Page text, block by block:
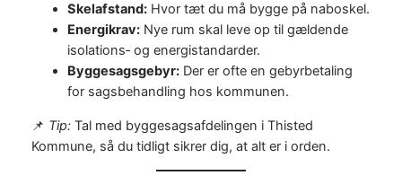
Skelafstand:Hvor tæt du må bygge på naboskel.
Energikrav:Nye rum skal leve op til gældende
isolations‑ og energistandarder.
Byggesagsgebyr:Der er ofte en gebyrbetaling
for sagsbehandling hos kommunen.
📌 Tip:Tal med byggesagsafdelingen i Thisted
Kommune, så du tidligt sikrer dig, at alt er i orden.